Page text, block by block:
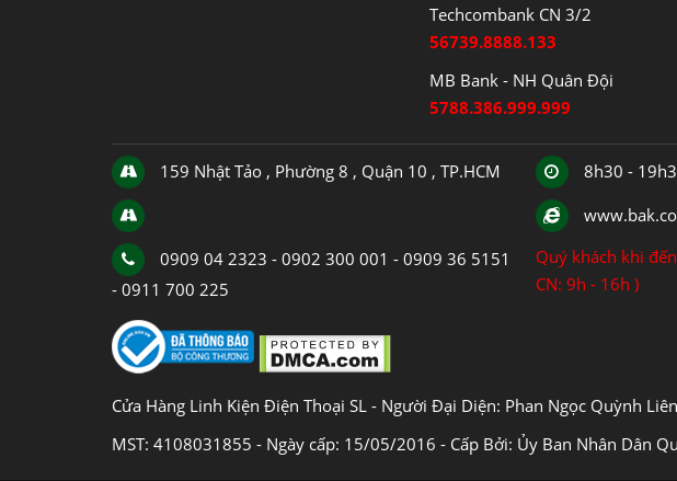
Techcombank CN 3/2
56739.8888.133
MB Bank - NH Quân Đội
5788.386.999.999
159 Nhật Tảo , Phường 8 , Quận 10 , TP.HCM
0909 04 2323 - 0902 300 001 - 0909 36 5151
- 0911 700 225
8h30 -
Quý khách khi
CN: 9h - 16h )
Cửa Hàng Linh Kiện Điện Thoại SL - Người Đại Diện: Phan Ngọc Quỳnh Liên
MST: 4108031855 - Ngày cấp: 15/05/2016 - Cấp Bởi: Ủy Ban Nhân Dân